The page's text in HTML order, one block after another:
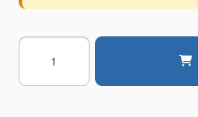
Yleispumppu
PUMP